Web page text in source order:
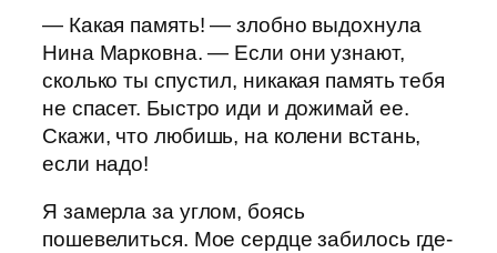
— Какая память! — злобно выдохнула
Нина Марковна. — Если они узнают,
сколько ты спустил, никакая память тебя
не спасет. Быстро иди и дожимай ее.
Скажи, что любишь, на колени встань,
если надо!
Я замерла за углом, боясь
пошевелиться. Мое сердце забилось где-